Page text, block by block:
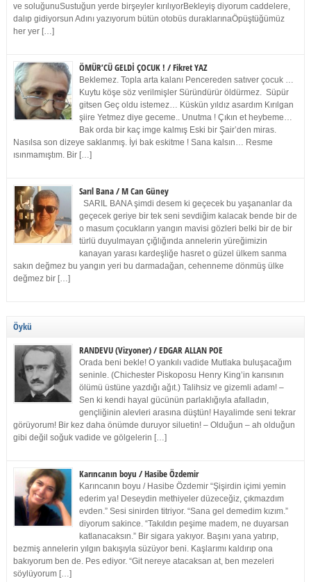
ve soluğunuSustuğun yerde birşeyler kırılıyorBekleyiş diyorum caddelere,
dalıp gidiyorsun Adını yazıyorum bütün otobüs duraklarınaÖpüştüğümüz
her yer […]
ÖMÜR’CÜ GELDİ ÇOCUK ! / Fikret YAZ
Beklemez. Topla arta kalanı Pencereden satıver çocuk …
Kuytu köşe söz verilmişler Süründürür öldürmez. Süpür
gitsen Geç oldu istemez… Küskün yıldız asardım Kırılgan
şiire Yetmez diye geceme.. Unutma ! Çıkın et heybeme…
Bak orda bir kaç imge kalmış Eski bir Şair’den miras.
Nasılsa son dizeye saklanmış. İyi bak eskitme ! Sana kalsın… Resme
ısınmamıştım. Bir […]
Sarıl Bana / M Can Güney
SARIL BANA şimdi desem ki geçecek bu yaşananlar da
geçecek geriye bir tek seni sevdiğim kalacak bende bir de
o masum çocukların yangın mavisi gözleri belki bir de bir
türlü duyulmayan çığlığında annelerin yüreğimizin
kanayan yarası kardeşliğe hasret o güzel ülkem sanma
sakın değmez bu yangın yeri bu darmadağan, cehenneme dönmüş ülke
değmez bir […]
Öykü
RANDEVU (Vizyoner) / EDGAR ALLAN POE
Orada beni bekle! O yankılı vadide Mutlaka buluşacağım
seninle. (Chichester Piskoposu Henry King’in karısının
ölümü üstüne yazdığı ağıt.) Talihsiz ve gizemli adam! –
Sen ki kendi hayal gücünün parlaklığıyla afalladın,
gençliğinin alevleri arasına düştün! Hayalimde seni tekrar
görüyorum! Bir kez daha önümde duruyor siluetin! – Olduğun – ah olduğun
gibi değil soğuk vadide ve gölgelerin […]
Karıncanın boyu / Hasibe Özdemir
Karıncanın boyu / Hasibe Özdemir “Şişirdin içimi yemin
ederim ya! Deseydin methiyeler düzeceğiz, çıkmazdım
evden.” Sesi sinirden titriyor. “Sana gel demedim kızım.”
diyorum sakince. “Takıldın peşime madem, ne duyarsan
katlanacaksın.” Bir sigara yakıyor. Başını yana yatırıp,
bezmiş annelerin yılgın bakışıyla süzüyor beni. Kaşlarımı kaldırıp ona
bakıyorum ben de. Pes ediyor. “Git nereye atacaksan at, ben mezeleri
söylüyorum […]